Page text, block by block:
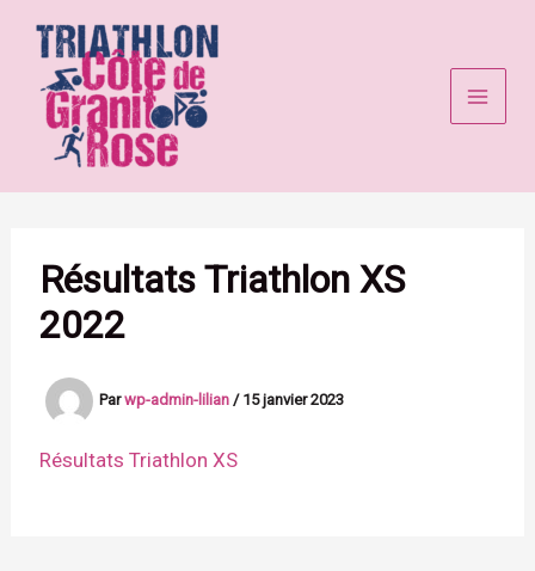
contenu
Résultats Triathlon XS
2022
Parwp-admin-lilian/ 15 janvier 2023
Résultats Triathlon XS